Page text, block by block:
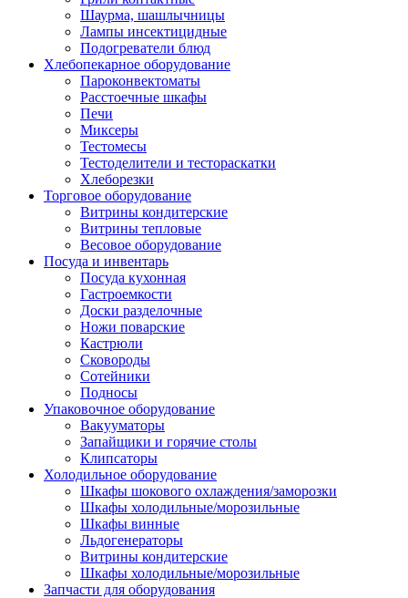
Шаурма, шашлычницы
Лампы инсектицидные
Подогреватели блюд
Хлебопекарное оборудование
Пароконвектоматы
Расстоечные шкафы
Печи
Миксеры
Тестомесы
Тестоделители и тестораскатки
Хлеборезки
Торговое оборудование
Витрины кондитерские
Витрины тепловые
Весовое оборудование
Посуда и инвентарь
Посуда кухонная
Гастроемкости
Доски разделочные
Ножи поварские
Кастрюли
Сковороды
Сотейники
Подносы
Упаковочное оборудование
Вакууматоры
Запайщики и горячие столы
Клипсаторы
Холодильное оборудование
Шкафы шокового охлаждения/заморозки
Шкафы холодильные/морозильные
Шкафы винные
Льдогенераторы
Витрины кондитерские
Шкафы холодильные/морозильные
Запчасти для оборудования